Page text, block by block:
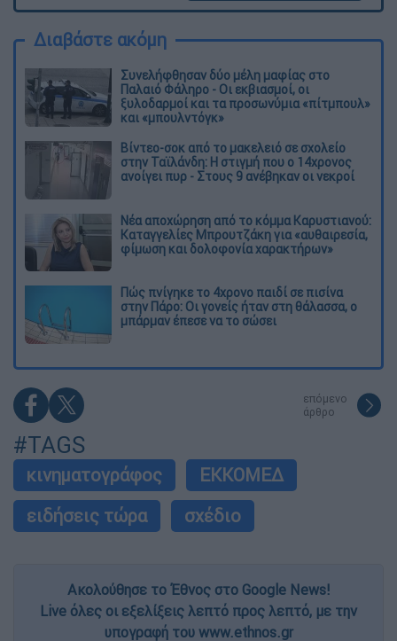
Διαβάστε ακόμη
Συνελήφθησαν δύο μέλη μαφίας στο
Παλαιό Φάληρο - Οι εκβιασμοί, οι
ξυλοδαρμοί και τα προσωνύμια «πίτμπουλ»
και «μπουλντόγκ»
Βίντεο-σοκ από το μακελειό σε σχολείο
στην Ταϊλάνδη: Η στιγμή που ο 14χρονος
ανοίγει πυρ - Στους 9 ανέβηκαν οι νεκροί
Νέα αποχώρηση από το κόμμα Καρυστιανού:
Καταγγελίες Μπρουτζάκη για «αυθαιρεσία,
φίμωση και δολοφονία χαρακτήρων»
Πώς πνίγηκε το 4χρονο παιδί σε πισίνα
στην Πάρο: Οι γονείς ήταν στη θάλασσα, ο
μπάρμαν έπεσε να το σώσει
επόμενο
άρθρο
#TAGS
κινηματογράφος
ΕΚΚΟΜΕΔ
ειδήσεις τώρα
σχέδιο
Ακολούθησε το Έθνος στο Google News!
Live όλες οι εξελίξεις λεπτό προς λεπτό, με την
υπογραφή του www.ethnos.gr